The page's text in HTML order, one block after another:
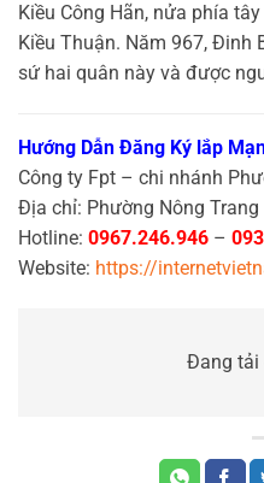
Kiều Công Hãn, nửa phía
Kiều Thuận. Năm 967, Đinh
sứ hai quân này và được
Hướng Dẫn Đăng Ký lắp
Công ty Fpt – chi nhánh
Địa chỉ: Phường Nông Trang
Hotline: 0967.246.946 –
Website: https://
Đang tải